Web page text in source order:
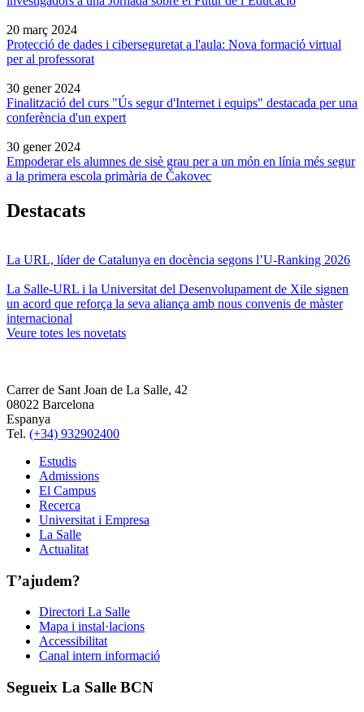
20 març 2024
Protecció de dades i ciberseguretat a l'aula: Nova formació virtual
per al professorat
30 gener 2024
Finalització del curs "Ús segur d'Internet i equips" destacada per una
conferència d'un expert
30 gener 2024
Empoderar els alumnes de sisè grau per a un món en línia més segur
a la primera escola primària de Čakovec
Destacats
La URL, líder de Catalunya en docència segons l’U-Ranking 2026
La Salle-URL i la Universitat del Desenvolupament de Xile signen
un acord que reforça la seva aliança amb nous convenis de màster
internacional
Veure totes les novetats
Carrer de Sant Joan de La Salle, 42
08022 Barcelona
Espanya
Tel. (+34) 932902400
Estudis
Admissions
El Campus
Recerca
Universitat i Empresa
La Salle
Actualitat
T’ajudem?
Directori La Salle
Mapa i instal·lacions
Accessibilitat
Canal intern informació
Segueix La Salle BCN